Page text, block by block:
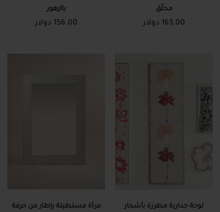
محلّق
163.00 دولار
بالزهور
156.00 دولار
لوحة جدارية مطرزة بأشجار
مرآة مستطيلة بإطار من حرفة